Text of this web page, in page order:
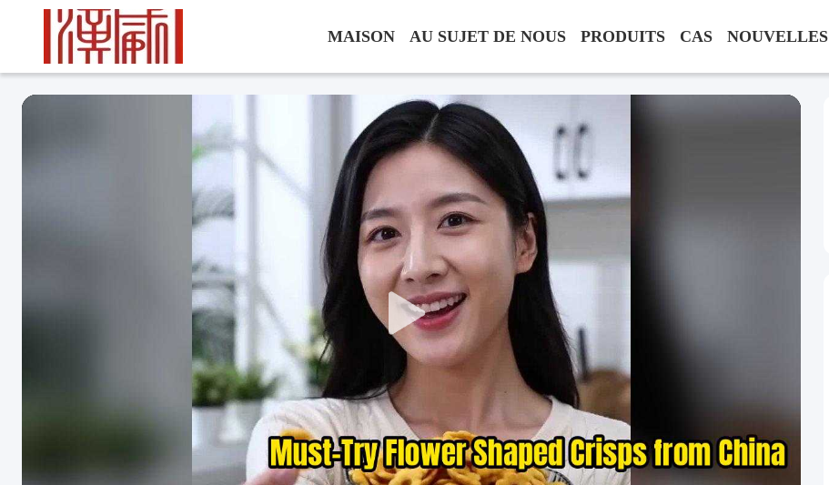
MAISON AU SUJET DE NOUS PRODUITS CAS NOUVELLES